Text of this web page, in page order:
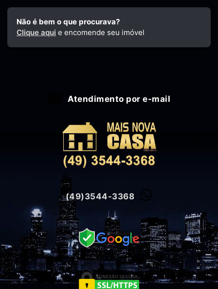
Não é bem o que procurava?
Clique aqui e encomende seu imóvel
Atendimento por e-mail
(49)3544-3368